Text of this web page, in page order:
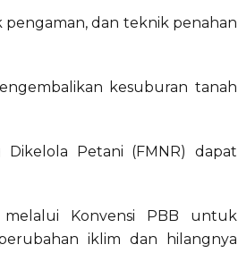
pengaman, dan teknik penahan
kesuburan tanah
Dikelola Petani (FMNR) dapat
Konvensi PBB untuk
iklim dan hilangnya